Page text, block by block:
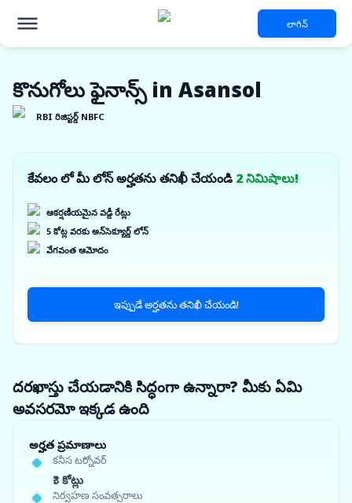
లాగిన్
కొనుగోలు ఫైనాన్స్ in Asansol
RBI రిజిస్టర్డ్ NBFC
కేవలం లో మీ లోన్ అర్హతను తనిఖీ చేయండి 2 నిమిషాలు!
ఆకర్షణీయమైన వడ్డీ రేట్లు
5 కోట్ల వరకు అన్‌సెక్యూర్డ్ లోన్
వేగవంత ఆమోదం
ఇప్పుడే అర్హతను తనిఖీ చేయండి!
దరఖాస్తు చేయడానికి సిద్ధంగా ఉన్నారా? మీకు ఏమి
అవసరమో ఇక్కడ ఉంది
అర్హత ప్రమాణాలు
కనీస టర్నోవర్
₹3 కోట్లు
నిర్వహణ సంవత్సరాలు